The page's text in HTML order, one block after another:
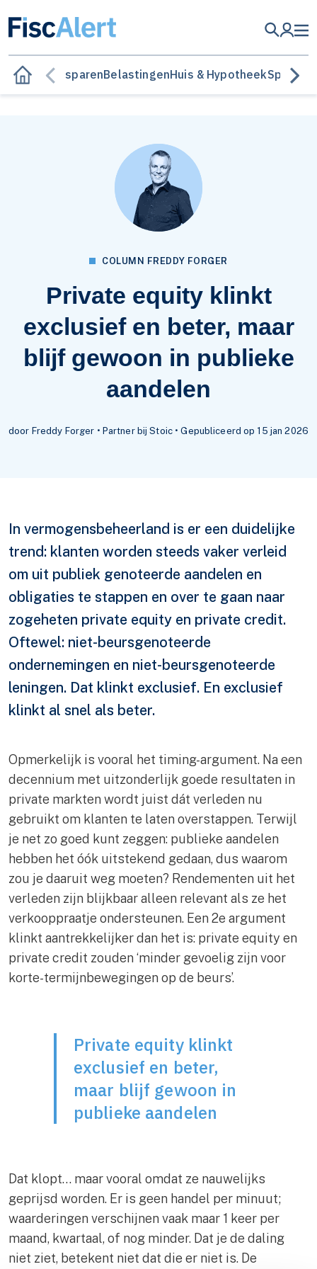
BesparenBelastingenHuis & HypotheekSparen
COLUMN FREDDY FORGER
Private equity klinkt
exclusief en beter, maar
blijf gewoon in publieke
aandelen
door Freddy Forger • Partner bij Stoic • Gepubliceerd op 15 jan 2026
In vermogensbeheerland is er een duidelijke
trend: klanten worden steeds vaker verleid
om uit publiek genoteerde aandelen en
obligaties te stappen en over te gaan naar
zogeheten private equity en private credit.
Oftewel: niet-beursgenoteerde
ondernemingen en niet-beursgenoteerde
leningen. Dat klinkt exclusief. En exclusief
klinkt al snel als beter.
Opmerkelijk is vooral het timing-argument. Na een
decennium met uitzonderlijk goede resultaten in
private markten wordt juist dát verleden nu
gebruikt om klanten te laten overstappen. Terwijl
je net zo goed kunt zeggen: publieke aandelen
hebben het óók uitstekend gedaan, dus waarom
zou je daaruit weg moeten? Rendementen uit het
verleden zijn blijkbaar alleen relevant als ze het
verkooppraatje ondersteunen. Een 2e argument
klinkt aantrekkelijker dan het is: private equity en
private credit zouden ‘minder gevoelig zijn voor
korte-termijnbewegingen op de beurs’.
Private equity klinkt
exclusief en beter,
maar blijf gewoon in
publieke aandelen
Dat klopt… maar vooral omdat ze nauwelijks
geprijsd worden. Er is geen handel per minuut;
waarderingen verschijnen vaak maar 1 keer per
maand, kwartaal, of nog minder. Dat je de daling
niet ziet, betekent niet dat die er niet is. De